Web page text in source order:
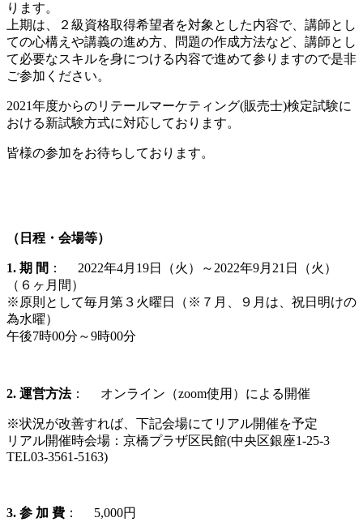
ります。
上期は、２級資格取得希望者を対象とした内容で、講師とし
ての心構えや講義の進め方、問題の作成方法など、講師とし
て必要なスキルを身につける内容で進めて参りますので是非
ご参加ください。
2021年度からのリテールマーケティング(販売士)検定試験に
おける新試験方式に対応しております。
皆様の参加をお待ちしております。
（日程・会場等）
1. 期 間 ： 2022年4月19日（火）～2022年9月21日（火）
（６ヶ月間）
※原則として毎月第３火曜日（※７月、９月は、祝日明けの
為水曜）
午後7時00分～9時00分
2. 運営方法： オンライン（zoom使用）による開催
※状況が改善すれば、下記会場にてリアル開催を予定
リアル開催時会場：京橋プラザ区民館(中央区銀座1-25-3
TEL03-3561-5163)
3. 参 加 費 ： 5,000円